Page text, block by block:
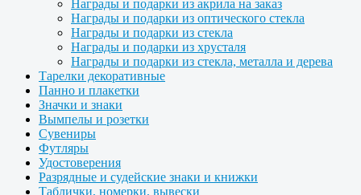
Награды и подарки из акрила на заказ
Награды и подарки из оптического стекла
Награды и подарки из стекла
Награды и подарки из хрусталя
Награды и подарки из стекла, металла и дерева
Тарелки декоративные
Панно и плакетки
Значки и знаки
Вымпелы и розетки
Сувениры
Футляры
Удостоверения
Разрядные и судейские знаки и книжки
Таблички, номерки, вывески